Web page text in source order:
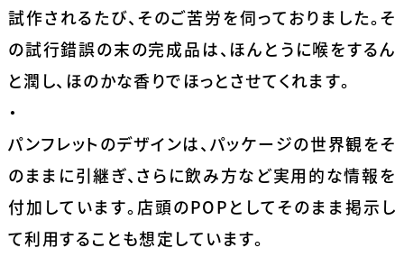
試作されるたび、そのご苦労を伺っておりました。そ
の試行錯誤の末の完成品は、ほんとうに喉をするん
と潤し、ほのかな香りでほっとさせてくれます。
・
パンフレットのデザインは、パッケージの世界観をそ
のままに引継ぎ、さらに飲み方など実用的な情報を
付加しています。店頭のPOPとしてそのまま掲示し
て利用することも想定しています。